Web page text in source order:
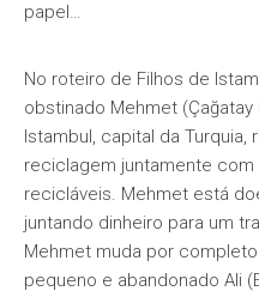
papel…
No roteiro de Filhos de
obstinado Mehmet
Istambul, capital da
reciclagem juntamente
recicláveis. Mehmet está
juntando dinheiro para um
Mehmet muda por
pequeno e abandonado Ali